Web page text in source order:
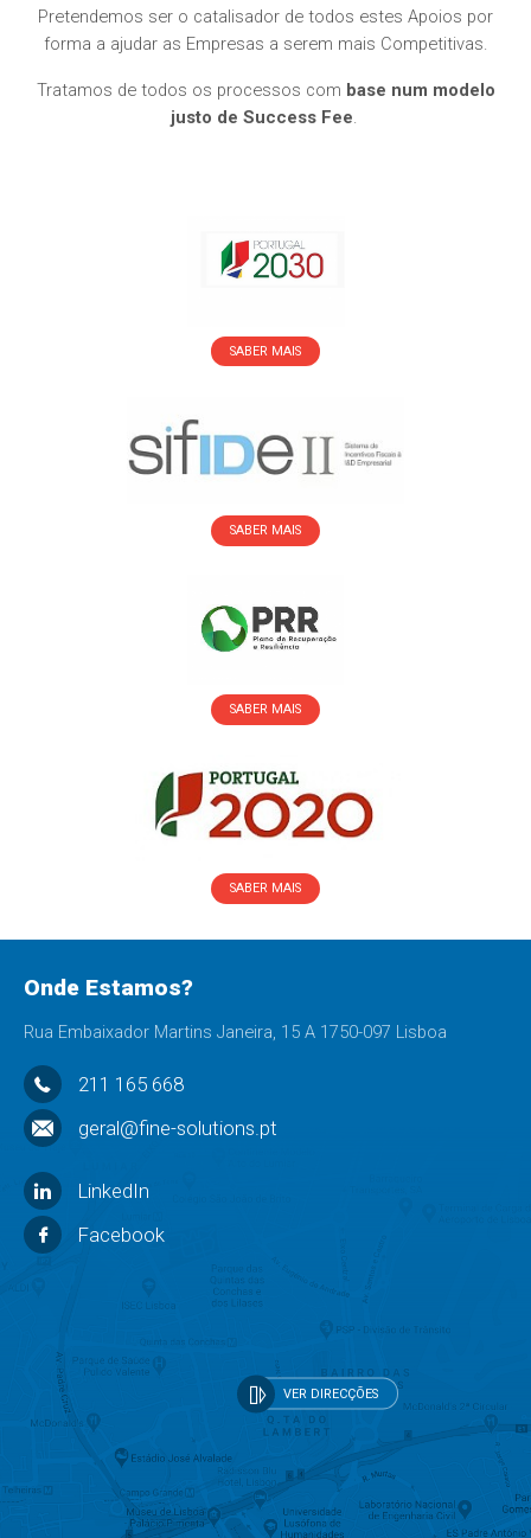
Pretendemos ser o catalisador de todos estes Apoios por
forma a ajudar as Empresas a serem mais Competitivas.
Tratamos de todos os processos com base num modelo
justo de Success Fee.
SABER MAIS
SABER MAIS
SABER MAIS
SABER MAIS
VER DIRECÇÕES
Onde Estamos?
Rua Embaixador Martins Janeira, 15 A 1750-097 Lisboa
211 165 668
geral@fine-solutions.pt
LinkedIn
Facebook